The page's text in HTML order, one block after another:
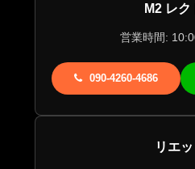
M2 レク
営業時間:
090-4260-4686
リエッ